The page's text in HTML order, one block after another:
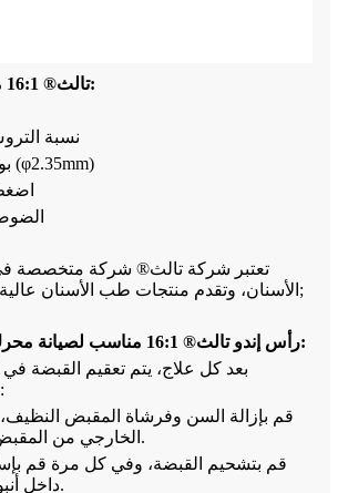
تالث® 16:1 معلمة رأس إندو:
نسبة
بور: ملفات ني تي (φ2.35mm)
الضوضاء:
تعتبر شركة تالث® شركة متخصصة
الأسنان، وتقدم منتجات طب الأسنان عالية الجودة.&نبسب;
رأس إندو تالث® 16:1 مناسب لصيانة محرك إندو اللاسلكي:
بعد كل علاج، يتم تعقيم القبضة في
للخطوات التالية:
الخارجي من المقبض بمحلول كحول.
داخل أنبوب مدخل الهواء.